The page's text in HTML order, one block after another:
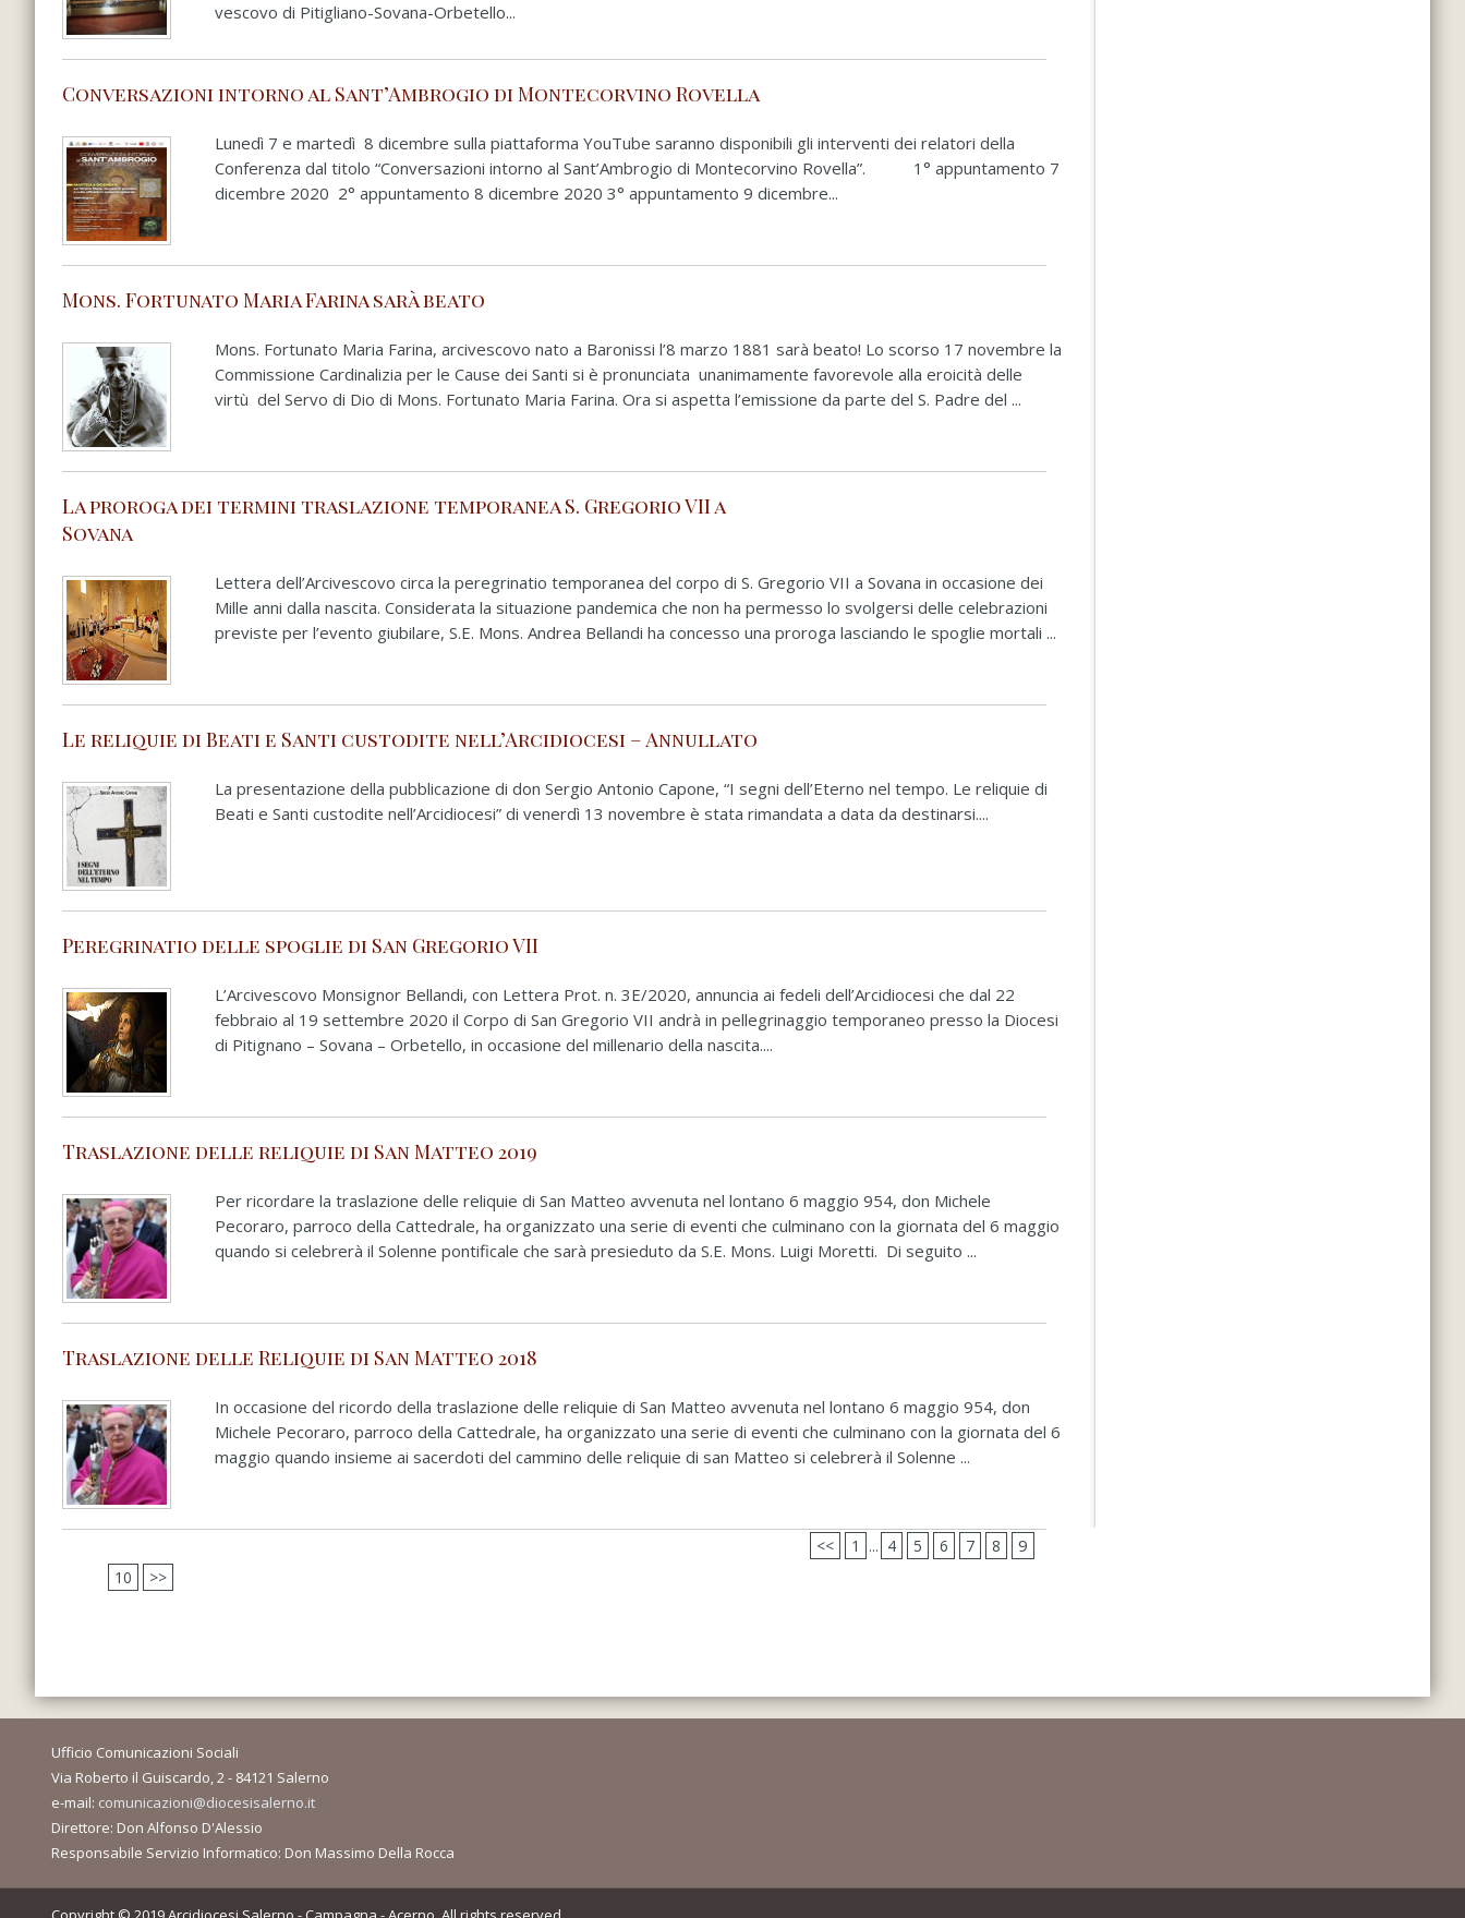
vescovo di Pitigliano-Sovana-Orbetello...
Conversazioni intorno al Sant’Ambrogio di Montecorvino Rovella
Lunedì 7 e martedì 8 dicembre sulla piattaforma YouTube saranno disponibili gli interventi dei relatori della
Conferenza dal titolo “Conversazioni intorno al Sant’Ambrogio di Montecorvino Rovella”. 1° appuntamento 7
dicembre 2020 2° appuntamento 8 dicembre 2020 3° appuntamento 9 dicembre...
Mons. Fortunato Maria Farina sarà beato
Mons. Fortunato Maria Farina, arcivescovo nato a Baronissi l’8 marzo 1881 sarà beato! Lo scorso 17 novembre la
Commissione Cardinalizia per le Cause dei Santi si è pronunciata unanimamente favorevole alla eroicità delle
virtù del Servo di Dio di Mons. Fortunato Maria Farina. Ora si aspetta l’emissione da parte del S. Padre del ...
La proroga dei termini traslazione temporanea S. Gregorio VII a
Sovana
Lettera dell’Arcivescovo circa la peregrinatio temporanea del corpo di S. Gregorio VII a Sovana in occasione dei
Mille anni dalla nascita. Considerata la situazione pandemica che non ha permesso lo svolgersi delle celebrazioni
previste per l’evento giubilare, S.E. Mons. Andrea Bellandi ha concesso una proroga lasciando le spoglie mortali ...
Le reliquie di Beati e Santi custodite nell’Arcidiocesi – Annullato
La presentazione della pubblicazione di don Sergio Antonio Capone, “I segni dell’Eterno nel tempo. Le reliquie di
Beati e Santi custodite nell’Arcidiocesi” di venerdì 13 novembre è stata rimandata a data da destinarsi....
Peregrinatio delle spoglie di San Gregorio VII
L’Arcivescovo Monsignor Bellandi, con Lettera Prot. n. 3E/2020, annuncia ai fedeli dell’Arcidiocesi che dal 22
febbraio al 19 settembre 2020 il Corpo di San Gregorio VII andrà in pellegrinaggio temporaneo presso la Diocesi
di Pitignano – Sovana – Orbetello, in occasione del millenario della nascita....
Traslazione delle reliquie di San Matteo 2019
Per ricordare la traslazione delle reliquie di San Matteo avvenuta nel lontano 6 maggio 954, don Michele
Pecoraro, parroco della Cattedrale, ha organizzato una serie di eventi che culminano con la giornata del 6 maggio
quando si celebrerà il Solenne pontificale che sarà presieduto da S.E. Mons. Luigi Moretti. Di seguito ...
Traslazione delle Reliquie di San Matteo 2018
In occasione del ricordo della traslazione delle reliquie di San Matteo avvenuta nel lontano 6 maggio 954, don
Michele Pecoraro, parroco della Cattedrale, ha organizzato una serie di eventi che culminano con la giornata del 6
maggio quando insieme ai sacerdoti del cammino delle reliquie di san Matteo si celebrerà il Solenne ...
<< 1 ... 4 5 6 7 8 9
10 >>
Ufficio Comunicazioni Sociali
Via Roberto il Guiscardo, 2 - 84121 Salerno
e-mail: comunicazioni@diocesisalerno.it
Direttore: Don Alfonso D'Alessio
Responsabile Servizio Informatico: Don Massimo Della Rocca